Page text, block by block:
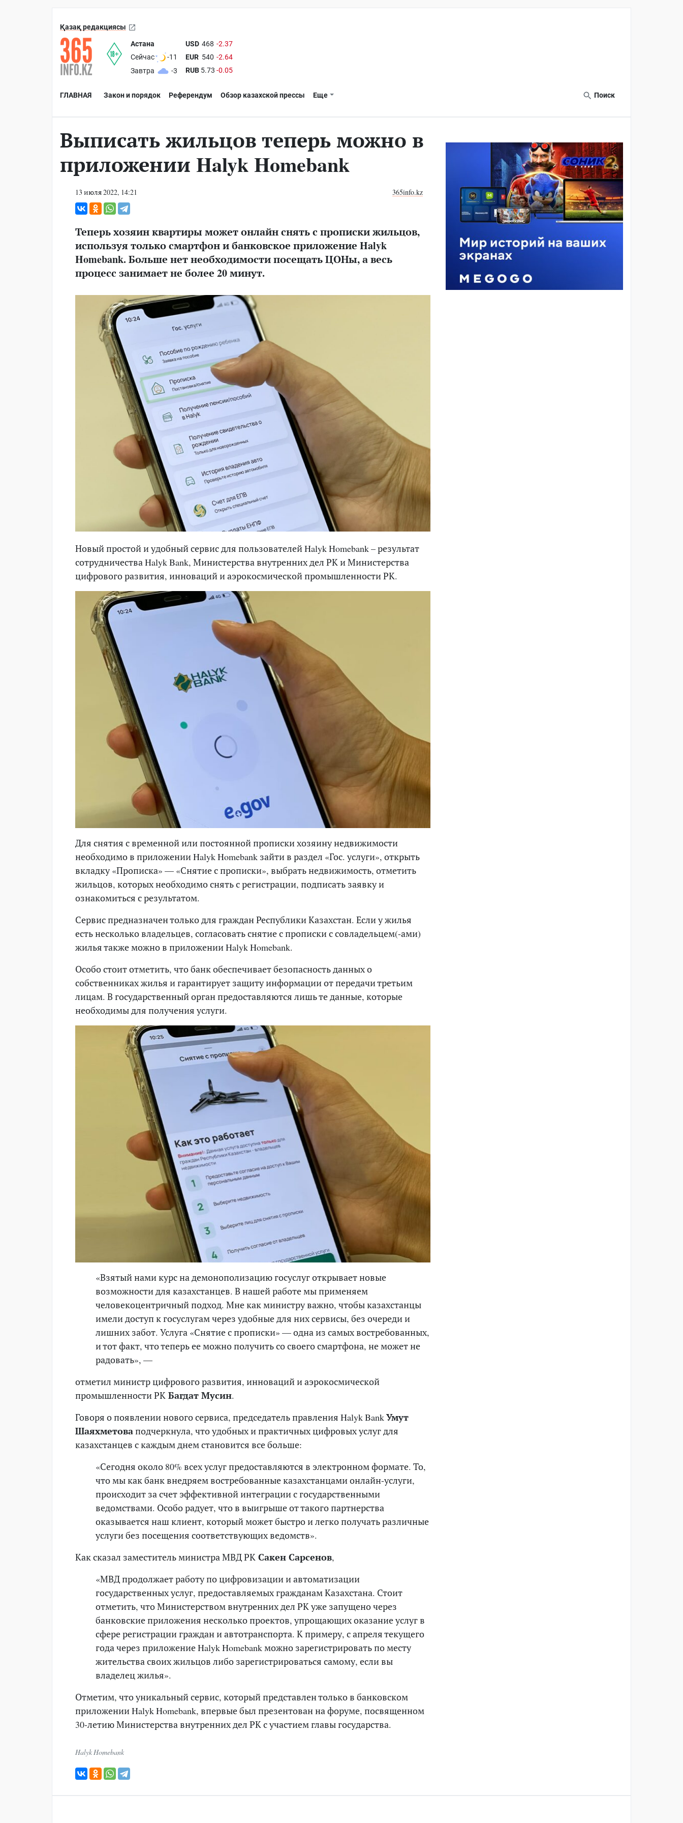
Қазақ редакциясы
Астана
Сейчас
-11
Завтра
-3
USD 468 -2.37
EUR 540 -2.64
RUB 5.73 -0.05
ГЛАВНАЯ Закон и порядок Референдум Обзор казахской прессы Еще Поиск
Выписать жильцов теперь можно в
приложении Halyk Homebank
13 июля 2022, 14:21 365info.kz
Теперь хозяин квартиры может онлайн снять с прописки жильцов,
используя только смартфон и банковское приложение Halyk
Homebank. Больше нет необходимости посещать ЦОНы, а весь
процесс занимает не более 20 минут.
Новый простой и удобный сервис для пользователей Halyk Homebank – результат
сотрудничества Halyk Bank, Министерства внутренних дел РК и Министерства
цифрового развития, инноваций и аэрокосмической промышленности РК.
Для снятия с временной или постоянной прописки хозяину недвижимости
необходимо в приложении Halyk Homebank зайти в раздел «Гос. услуги», открыть
вкладку «Прописка» — «Снятие с прописки», выбрать недвижимость, отметить
жильцов, которых необходимо снять с регистрации, подписать заявку и
ознакомиться с результатом.
Сервис предназначен только для граждан Республики Казахстан. Если у жилья
есть несколько владельцев, согласовать снятие с прописки с совладельцем(-ами)
жилья также можно в приложении Halyk Homebank.
Особо стоит отметить, что банк обеспечивает безопасность данных о
собственниках жилья и гарантирует защиту информации от передачи третьим
лицам. В государственный орган предоставляются лишь те данные, которые
необходимы для получения услуги.
«Взятый нами курс на демонополизацию госуслуг открывает новые
возможности для казахстанцев. В нашей работе мы применяем
человекоцентричный подход. Мне как министру важно, чтобы казахстанцы
имели доступ к госуслугам через удобные для них сервисы, без очереди и
лишних забот. Услуга «Снятие с прописки» — одна из самых востребованных,
и тот факт, что теперь ее можно получить со своего смартфона, не может не
радовать», —
отметил министр цифрового развития, инноваций и аэрокосмической
промышленности РК Багдат Мусин.
Говоря о появлении нового сервиса, председатель правления Halyk BankУмут
Шаяхметоваподчеркнула, что удобных и практичных цифровых услуг для
казахстанцев с каждым днем становится все больше:
«Сегодня около 80% всех услуг предоставляются в электронном формате. То,
что мы как банк внедряем востребованные казахстанцами онлайн-услуги,
происходит за счет эффективной интеграции с государственными
ведомствами. Особо радует, что в выигрыше от такого партнерства
оказывается наш клиент, который может быстро и легко получать различные
услуги без посещения соответствующих ведомств».
Как сказал заместитель министра МВД РК Сакен Сарсенов,
«МВД продолжает работу по цифровизации и автоматизации
государственных услуг, предоставляемых гражданам Казахстана. Стоит
отметить, что Министерством внутренних дел РК уже запущено через
банковские приложения несколько проектов, упрощающих оказание услуг в
сфере регистрации граждан и автотранспорта. К примеру, с апреля текущего
года через приложение Halyk Homebank можно зарегистрировать по месту
жительства своих жильцов либо зарегистрироваться самому, если вы
владелец жилья».
Отметим, что уникальный сервис, который представлен только в банковском
приложении Halyk Homebank, впервые был презентован на форуме, посвященном
30-летию Министерства внутренних дел РК с участием главы государства.
Halyk Homebank